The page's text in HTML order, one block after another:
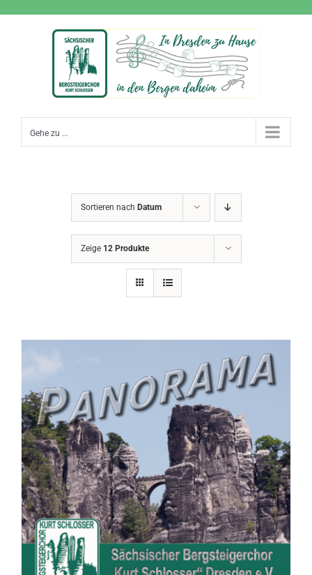
Gehe zu ...
Sortieren nach Datum
Zeige 12 Produkte